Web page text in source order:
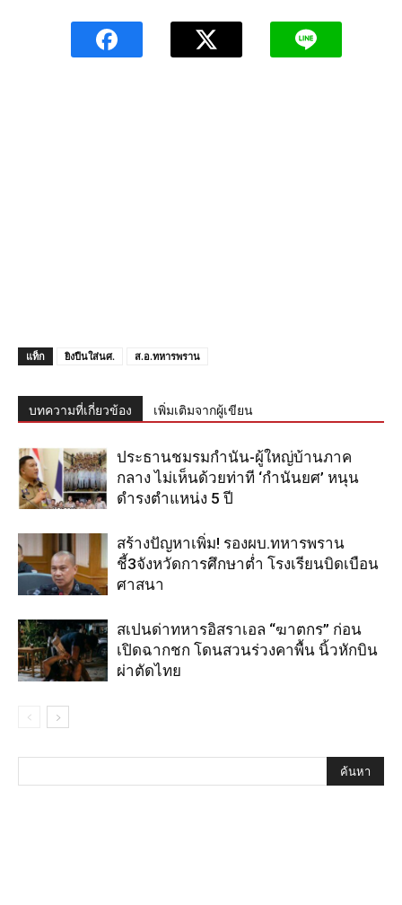
แท็ก ยิงปืนใส่นศ. ส.อ.ทหารพราน
บทความที่เกี่ยวข้อง เพิ่มเติมจากผู้เขียน
ประธานชมรมกำนัน-ผู้ใหญ่บ้านภาค
กลาง ไม่เห็นด้วยท่าที ‘กำนันยศ’ หนุน
ดำรงตำแหน่ง 5 ปี
สร้างปัญหาเพิ่ม! รองผบ.ทหารพราน
ชี้3จังหวัดการศึกษาต่ำ โรงเรียนบิดเบือน
ศาสนา
สเปนด่าทหารอิสราเอล “ฆาตกร” ก่อน
เปิดฉากชก โดนสวนร่วงคาพื้น นิ้วหักบิน
ผ่าตัดไทย